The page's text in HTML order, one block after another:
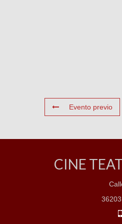
Evento previo
CINE